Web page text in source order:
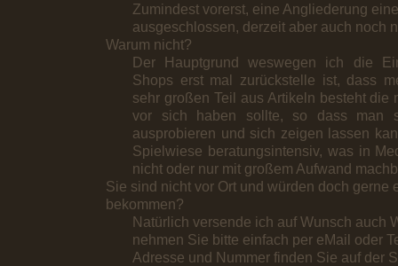
Zumindest vorerst, eine Angliederung
ausgeschlossen, derzeit aber auch noch
Warum nicht?
Der Hauptgrund weswegen ich die
Shops erst mal zurückstelle ist, dass
sehr großen Teil aus Artikeln besteht die
vor sich haben sollte, so dass man
ausprobieren und sich zeigen lassen
Spielwiese beratungsintensiv, was in
nicht oder nur mit großem Aufwand
Sie sind nicht vor Ort und würden doch gerne
bekommen?
Natürlich versende ich auf Wunsch auch
nehmen Sie bitte einfach per eMail oder
Adresse und Nummer finden Sie auf der